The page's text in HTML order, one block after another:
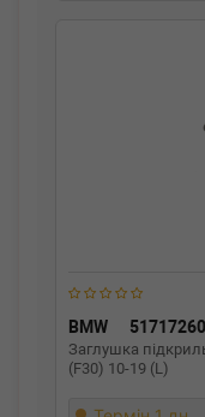
BMW
Заглушка
(F30) 10-19 (L)